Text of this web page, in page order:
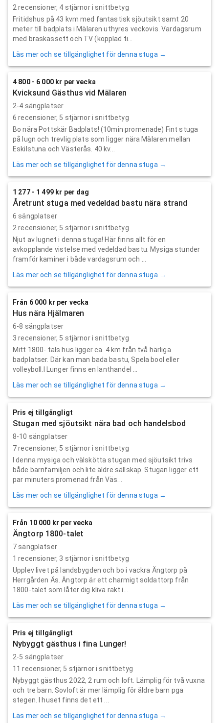
2 recensioner, 4 stjärnor i snittbetyg
Fritidshus på 43 kvm med fantastisk sjöutsikt samt 20
meter till badplats i Mälaren uthyres veckovis. Vardagsrum
med braskassett och TV (kopplad ti...
Läs mer och se tillgänglighet för denna stuga →
4 800 - 6 000 kr per vecka
Kvicksund Gästhus vid Mälaren
2-4 sängplatser
6 recensioner, 5 stjärnor i snittbetyg
Bo nära Pottskär Badplats! (10min promenade) Fint stuga
på lugn och trevlig plats som ligger nära Mälaren mellan
Eskilstuna och Västerås. 40 kv...
Läs mer och se tillgänglighet för denna stuga →
1 277 - 1 499 kr per dag
Åretrunt stuga med vedeldad bastu nära strand
6 sängplatser
2 recensioner, 5 stjärnor i snittbetyg
Njut av lugnet i denna stuga! Här finns allt för en
avkopplande vistelse med vedeldad bastu. Mysiga stunder
framför kaminer i både vardagsrum och ...
Läs mer och se tillgänglighet för denna stuga →
Från 6 000 kr per vecka
Hus nära Hjälmaren
6-8 sängplatser
3 recensioner, 5 stjärnor i snittbetyg
Mitt 1800- tals hus ligger ca. 4 km från två härliga
badplatser. Där kan man bada bastu, Spela bool eller
volleyboll.I Lunger finns en lanthandel ...
Läs mer och se tillgänglighet för denna stuga →
Pris ej tillgängligt
Stugan med sjöutsikt nära bad och handelsbod
8-10 sängplatser
7recensioner, 5 stjärnor i snittbetyg
I denna mysiga och välskötta stugan med sjöutsikt trivs
både barnfamiljen och lite äldre sällskap. Stugan ligger ett
par minuters promenad från Väs...
Läs mer och se tillgänglighet för denna stuga →
Från 10 000 kr per vecka
Ängtorp 1800-talet
7 sängplatser
1 recensioner, 3 stjärnor i snittbetyg
Upplev livet på landsbygden och bo i vackra Ängtorp på
Herrgården Äs. Ängtorp är ett charmigt soldattorp från
1800-talet som låter dig kliva rakt i...
Läs mer och se tillgänglighet för denna stuga →
Pris ej tillgängligt
Nybyggt gästhus i fina Lunger!
2-5 sängplatser
11 recensioner, 5 stjärnor i snittbetyg
Nybyggt gästhus 2022, 2 rum och loft. Lämplig för två vuxna
och tre barn. Sovloft är mer lämplig för äldre barn pga
stegen. I huset finns det ett ...
Läs mer och se tillgänglighet för denna stuga →